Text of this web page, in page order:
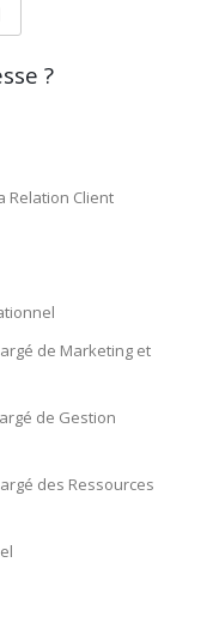
?
Relation Client
de Marketing et
de Gestion
des Ressources